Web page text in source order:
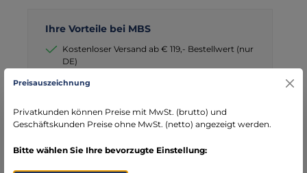
Ihre Vorteile bei MBS
Kostenloser Versand ab € 119,- Bestellwert (nur
DE)
Preisauszeichnung
Privatkunden können Preise mit MwSt. (brutto) und
Geschäftskunden Preise ohne MwSt. (netto) angezeigt werden.
Bitte wählen Sie Ihre bevorzugte Einstellung: